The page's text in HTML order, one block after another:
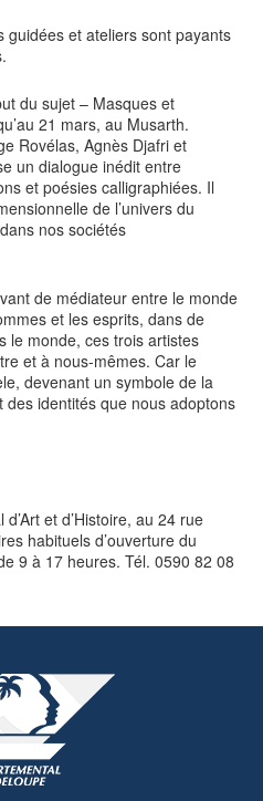
guidées et ateliers sont payants
du sujet – Masques et
21 mars, au Musarth.
Rovélas, Agnès Djafri et
un dialogue inédit entre
et poésies calligraphiées. Il
de l’univers du
nos sociétés
de médiateur entre le monde
et les esprits, dans de
le monde, ces trois artistes
et à nous-mêmes. Car le
devenant un symbole de la
identités que nous adoptons
et d’Histoire, au 24 rue
habituels d’ouverture du
9 à 17 heures. Tél. 0590 82 08